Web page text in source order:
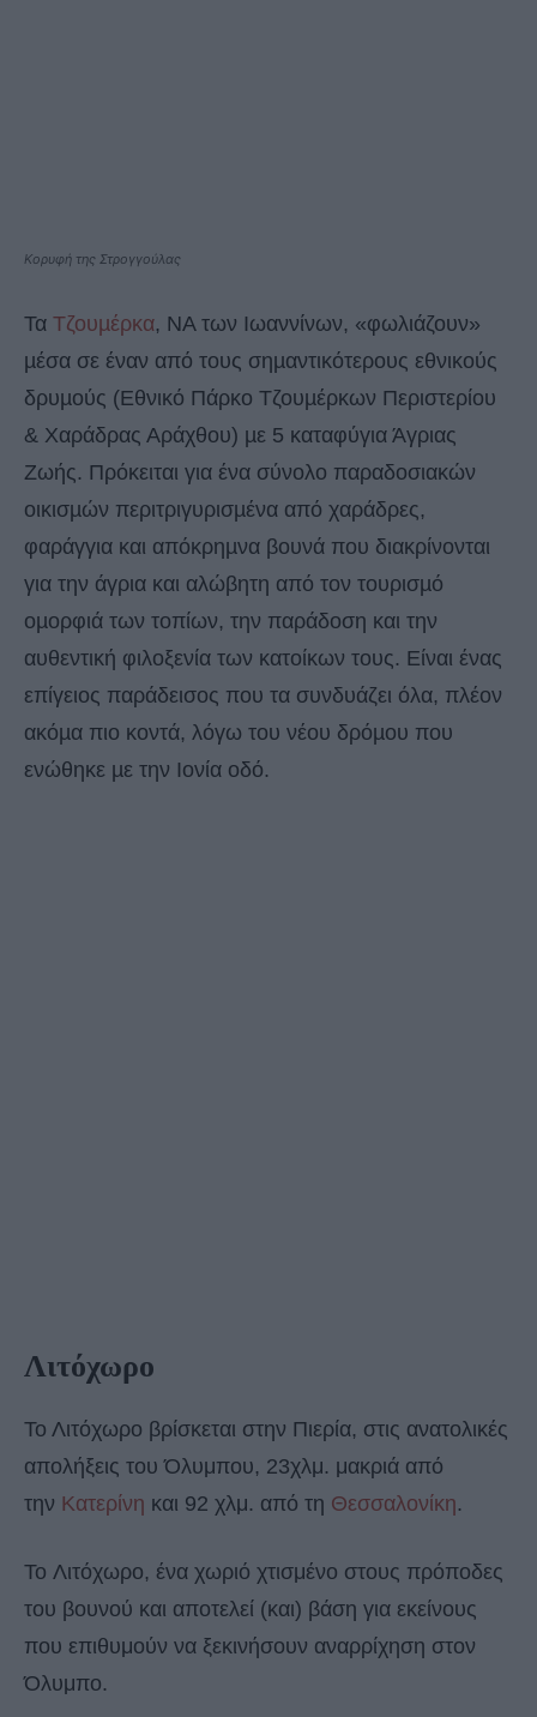
Κορυφή της Στρογγούλας
Τα Τζουµέρκα, ΝΑ των Ιωαννίνων, «φωλιάζουν»
µέσα σε έναν από τους σηµαντικότερους εθνικούς
δρυµούς (Εθνικό Πάρκο Τζουµέρκων Περιστερίου
& Χαράδρας Αράχθου) µε 5 καταφύγια Άγριας
Ζωής. Πρόκειται για ένα σύνολο παραδοσιακών
οικισµών περιτριγυρισµένα από χαράδρες,
φαράγγια και απόκρηµνα βουνά που διακρίνονται
για την άγρια και αλώβητη από τον τουρισµό
οµορφιά των τοπίων, την παράδοση και την
αυθεντική φιλοξενία των κατοίκων τους. Είναι ένας
επίγειος παράδεισος που τα συνδυάζει όλα, πλέον
ακόµα πιο κοντά, λόγω του νέου δρόµου που
ενώθηκε µε την Ιονία οδό.
Λιτόχωρο
Το Λιτόχωρο βρίσκεται στην Πιερία, στις ανατολικές
απολήξεις του Όλυμπου, 23χλμ. μακριά από
την Κατερίνη και 92 χλμ. από τη Θεσσαλονίκη.
Το Λιτόχωρο, ένα χωριό χτισμένο στους πρόποδες
του βουνού και αποτελεί (και) βάση για εκείνους
που επιθυμούν να ξεκινήσουν αναρρίχηση στον
Όλυμπο.